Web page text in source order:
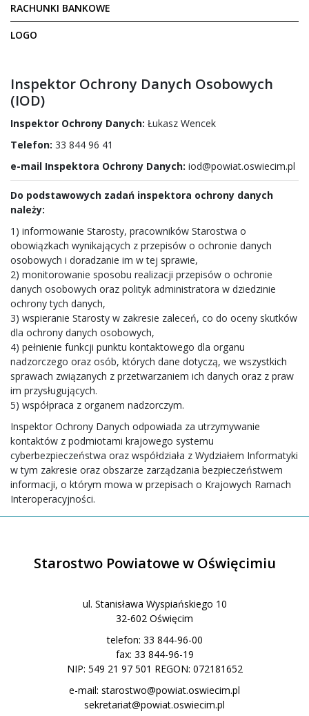
RACHUNKI BANKOWE
LOGO
Inspektor Ochrony Danych Osobowych
(IOD)
Inspektor Ochrony Danych: Łukasz Wencek
Telefon: 33 844 96 41
e-mail Inspektora Ochrony Danych: iod@powiat.oswiecim.pl
Do podstawowych zadań inspektora ochrony danych
należy:
1) informowanie Starosty, pracowników Starostwa o
obowiązkach wynikających z przepisów o ochronie danych
osobowych i doradzanie im w tej sprawie,
2) monitorowanie sposobu realizacji przepisów o ochronie
danych osobowych oraz polityk administratora w dziedzinie
ochrony tych danych,
3) wspieranie Starosty w zakresie zaleceń, co do oceny skutków
dla ochrony danych osobowych,
4) pełnienie funkcji punktu kontaktowego dla organu
nadzorczego oraz osób, których dane dotyczą, we wszystkich
sprawach związanych z przetwarzaniem ich danych oraz z praw
im przysługujących.
5) współpraca z organem nadzorczym.
Inspektor Ochrony Danych odpowiada za utrzymywanie
kontaktów z podmiotami krajowego systemu
cyberbezpieczeństwa oraz współdziała z Wydziałem Informatyki
w tym zakresie oraz obszarze zarządzania bezpieczeństwem
informacji, o którym mowa w przepisach o Krajowych Ramach
Interoperacyjności.
Starostwo Powiatowe w Oświęcimiu
ul. Stanisława Wyspiańskiego 10
32-602 Oświęcim
telefon: 33 844-96-00
fax: 33 844-96-19
NIP: 549 21 97 501 REGON: 072181652
e-mail: starostwo@powiat.oswiecim.pl
sekretariat@powiat.oswiecim.pl